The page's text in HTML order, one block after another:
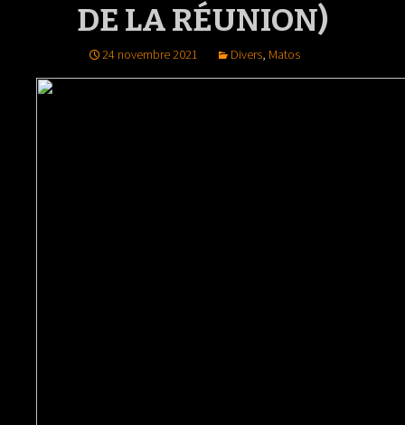
DE LA RÉUNION)
24 novembre 2021 Divers, Matos